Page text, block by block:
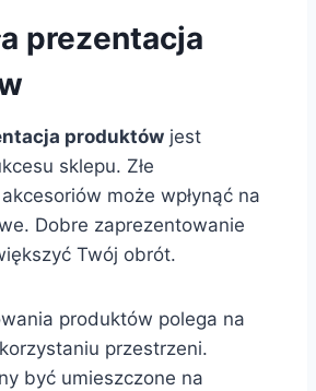
prezentacja
produktów jest
sklepu. Złe
może wpłynąć na
Dobre zaprezentowanie
Twój obrót.
produktów polega na
przestrzeni.
być umieszczone na